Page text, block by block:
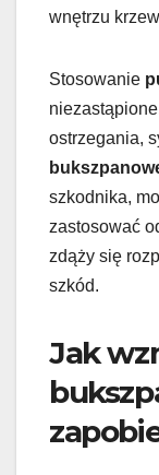
wnętrzu
Stosowanie
ostrzegania,
szkodnika,
zastosować
zdąży się
szkód.
Jak